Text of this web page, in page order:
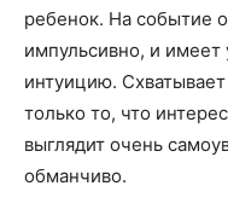
ребенок. На событие
импульсивно, и имеет
интуицию.
только то, что
выглядит очень
обманчиво.